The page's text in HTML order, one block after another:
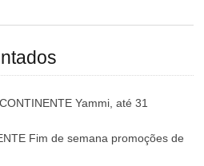
Yammi, até 31
Fim de semana promoções de